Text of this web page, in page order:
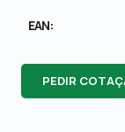
EAN:
PEDIR